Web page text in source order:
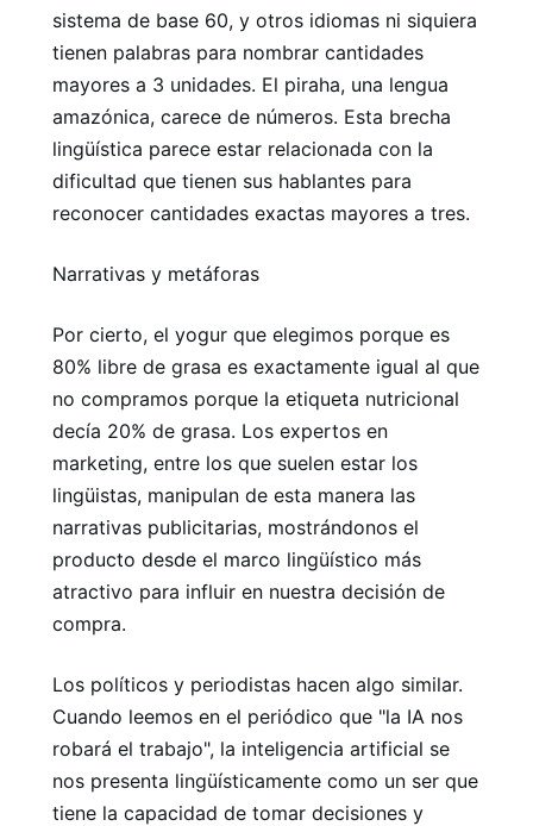
sistema de base 60, y otros idiomas ni siquiera
tienen palabras para nombrar cantidades
mayores a 3 unidades. El piraha, una lengua
amazónica, carece de números. Esta brecha
lingüística parece estar relacionada con la
dificultad que tienen sus hablantes para
reconocer cantidades exactas mayores a tres.
Narrativas y metáforas
Por cierto, el yogur que elegimos porque es
80% libre de grasa es exactamente igual al que
no compramos porque la etiqueta nutricional
decía 20% de grasa. Los expertos en
marketing, entre los que suelen estar los
lingüistas, manipulan de esta manera las
narrativas publicitarias, mostrándonos el
producto desde el marco lingüístico más
atractivo para influir en nuestra decisión de
compra.
Los políticos y periodistas hacen algo similar.
Cuando leemos en el periódico que "la IA nos
robará el trabajo", la inteligencia artificial se
nos presenta lingüísticamente como un ser que
tiene la capacidad de tomar decisiones y